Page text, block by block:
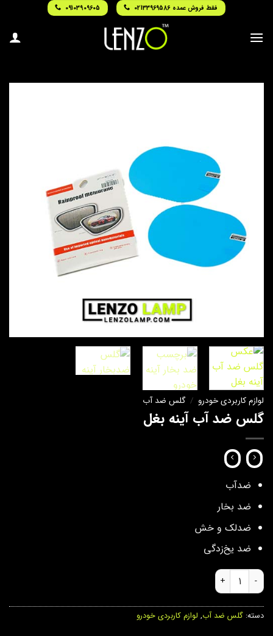
content
فقط فروش عمده 02133969586 09103909605
لوازم کاربردی خودرو / گلس ضد آب
گلس ضد آب آینه بغل
ضدآب
ضد بخار
ضدلک و خش
ضد یخ‌زدگی
گلس ضد آب آینه بغل عدد
دسته: گلس ضد آب, لوازم کاربردی خودرو